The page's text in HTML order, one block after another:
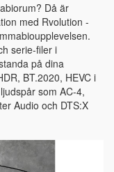
Då är
med Rvolution -
serie-filer i
på dina
BT.2020, HEVC i
som AC-4,
Audio och DTS:X